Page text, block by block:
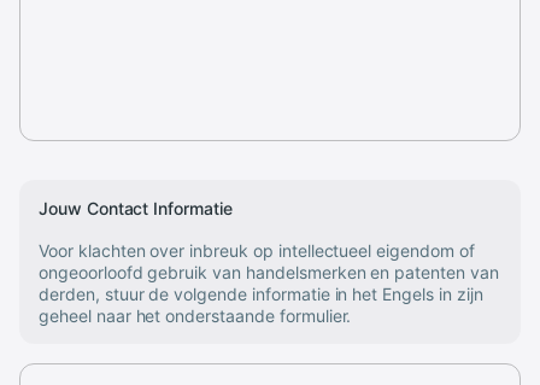
Jouw Contact Informatie
Voor klachten over inbreuk op intellectueel eigendom of
ongeoorloofd gebruik van handelsmerken en patenten van
derden, stuur de volgende informatie in het Engels in zijn
geheel naar het onderstaande formulier.